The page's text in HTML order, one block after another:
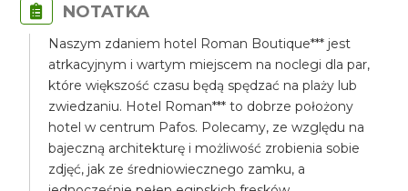
NOTATKA
Naszym zdaniem hotel Roman Boutique*** jest
atrkacyjnym i wartym miejscem na noclegi dla par,
które większość czasu będą spędzać na plaży lub
zwiedzaniu. Hotel Roman*** to dobrze położony
hotel w centrum Pafos. Polecamy, ze względu na
bajeczną architekturę i możliwość zrobienia sobie
zdjęć, jak ze średniowiecznego zamku, a